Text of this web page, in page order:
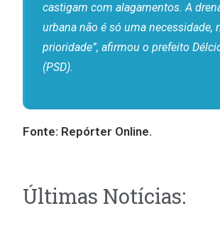
castigam com alagamentos. A
urbana não é só uma necessidade,
prioridade”, afirmou o prefeito
(PSD).
Fonte: Repórter Online.
Últimas Notícias: